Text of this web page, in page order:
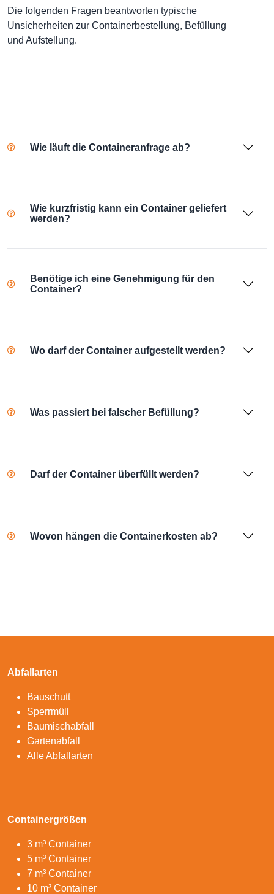
Die folgenden Fragen beantworten typische
Unsicherheiten zur Containerbestellung, Befüllung
und Aufstellung.
Wie läuft die Containeranfrage ab?
Wie kurzfristig kann ein Container geliefert
werden?
Benötige ich eine Genehmigung für den
Container?
Wo darf der Container aufgestellt werden?
Was passiert bei falscher Befüllung?
Darf der Container überfüllt werden?
Wovon hängen die Containerkosten ab?
Abfallarten
Bauschutt
Sperrmüll
Baumischabfall
Gartenabfall
Alle Abfallarten
Containergrößen
3 m³ Container
5 m³ Container
7 m³ Container
10 m³ Container